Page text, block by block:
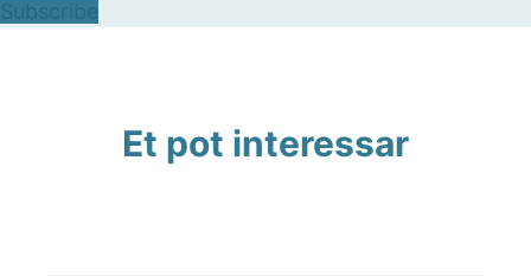
Et pot interessar